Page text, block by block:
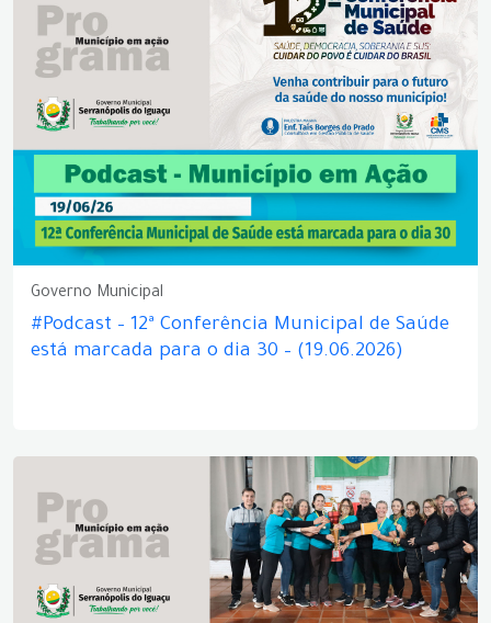
Governo Municipal
#Podcast – 12ª Conferência Municipal de Saúde
está marcada para o dia 30 – (19.06.2026)